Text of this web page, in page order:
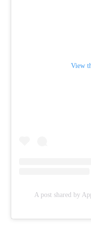
View
A post shared by